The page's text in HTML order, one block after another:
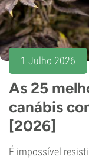
1 Julho 2026
As 25
canábis
[2026]
É impossível